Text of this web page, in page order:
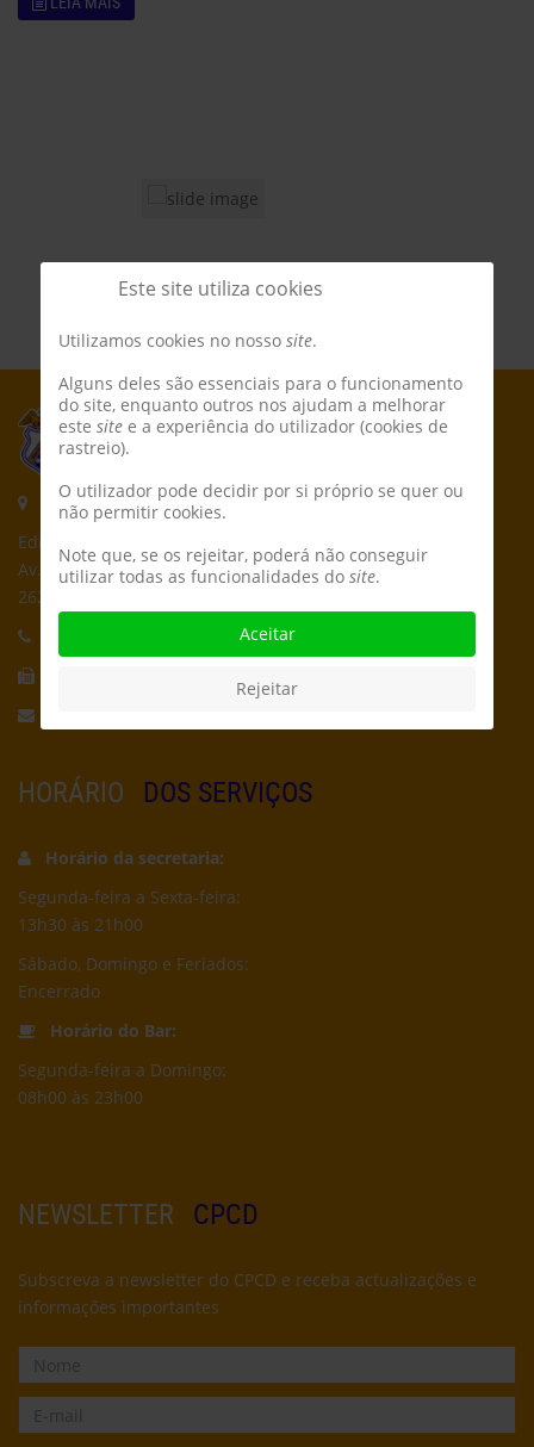
Morada:
Edifício CPCD
Av. Póvoa de Dom Martinho
2625-235 Póvoa de Santa Iria
HORÁRIO DOS SERVIÇOS
Horário da secretaria:
Segunda-feira a Sexta-feira:
13h30 às 21h00
Sábado, Domingo e Feriados:
Encerrado
Horário do Bar:
Segunda-feira a Domingo:
08h00 às 23h00
NEWSLETTER CPCD
Subscreva a newsletter do CPCD e receba actualizações e
informações importantes
Este site utiliza cookies
Utilizamos cookies no nosso site.
Alguns deles são essenciais para o funcionamento
do site, enquanto outros nos ajudam a melhorar
este site e a experiência do utilizador (cookies de
rastreio).
O utilizador pode decidir por si próprio se quer ou
não permitir cookies.
Note que, se os rejeitar, poderá não conseguir
utilizar todas as funcionalidades do site.
Aceitar
Rejeitar